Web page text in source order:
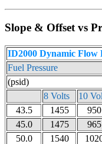
Slope & Offset vs
ID2000 Dynamic Flow
Fuel Pressure
(psid)
8 Volts
10
43.5
1455 950
45.0
1475 965
50.0
1540